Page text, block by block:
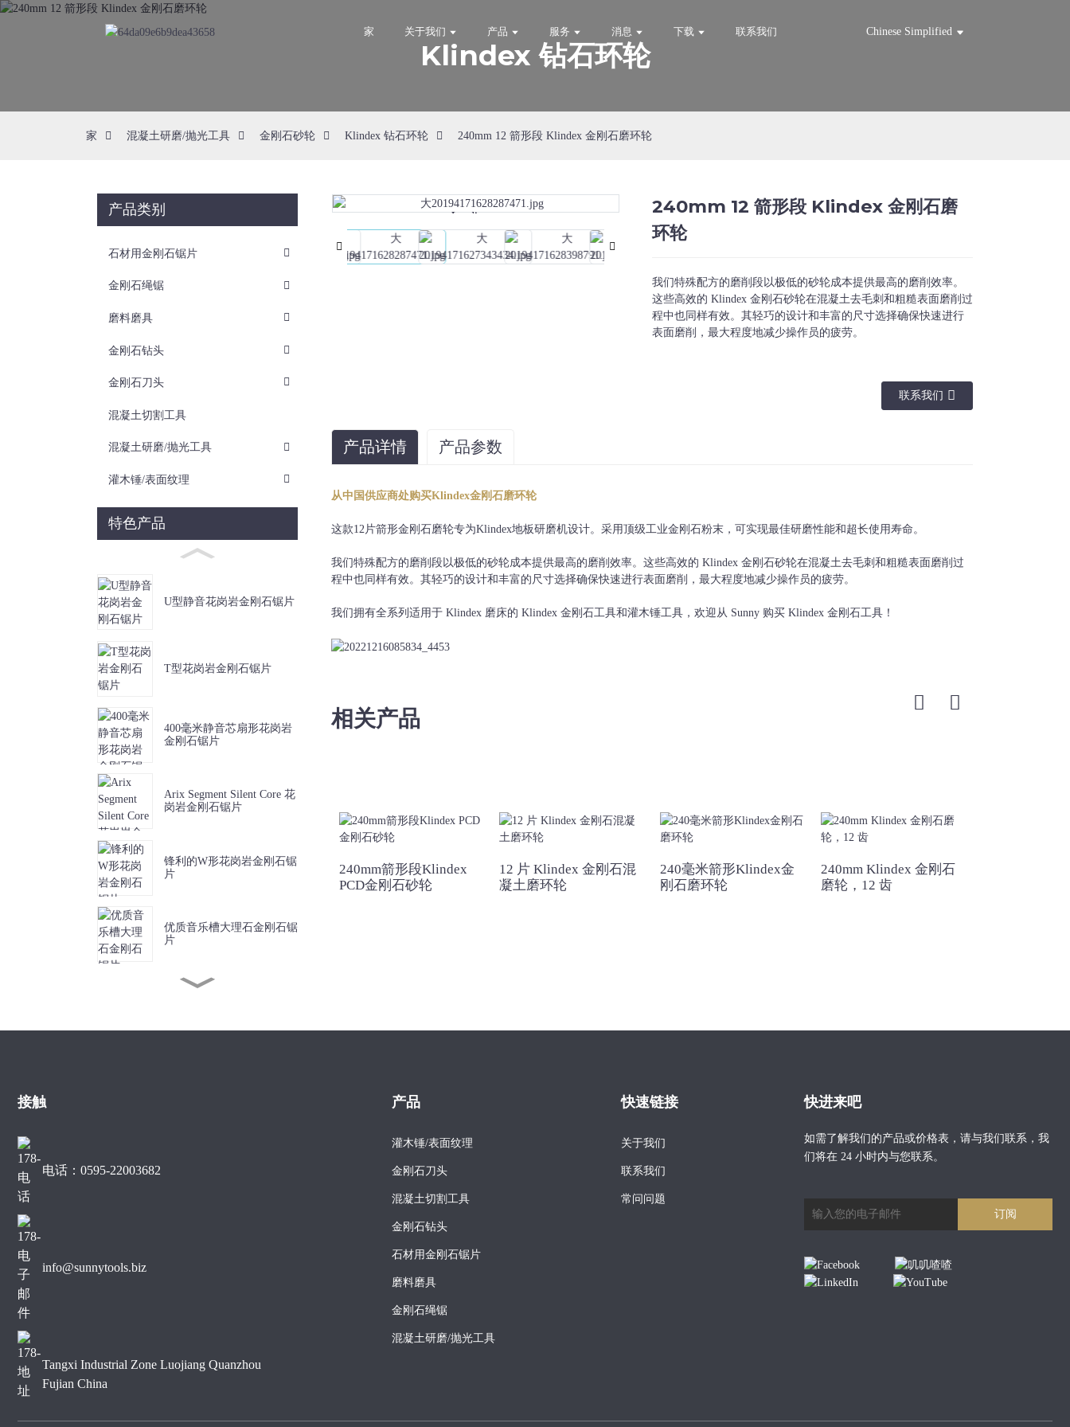
家 关于我们 产品 服务 消息 下载 联系我们 Chinese Simplified
Klindex 钻石环轮
家 混凝土研磨/抛光工具 金刚石砂轮 Klindex 钻石环轮 240mm 12 箭形段 Klindex 金刚石磨环轮
产品类别
石材用金刚石锯片
金刚石绳锯
磨料磨具
金刚石钻头
金刚石刀头
混凝土切割工具
混凝土研磨/抛光工具
灌木锤/表面纹理
特色产品
U型静音花岗岩金刚石锯片
T型花岗岩金刚石锯片
400毫米静音芯扇形花岗岩
金刚石锯片
Arix Segment Silent Core 花
岗岩金刚石锯片
锋利的W形花岗岩金刚石锯
片
优质音乐槽大理石金刚石锯
片
Loading...
Loading... Loading...
Loading... Loading...
Loading...
240mm 12 箭形段 Klindex 金刚石磨
环轮
我们特殊配方的磨削段以极低的砂轮成本提供最高的磨削效率。
这些高效的 Klindex 金刚石砂轮在混凝土去毛刺和粗糙表面磨削过
程中也同样有效。其轻巧的设计和丰富的尺寸选择确保快速进行
表面磨削，最大程度地减少操作员的疲劳。
联系我们
产品详情 产品参数
从中国供应商处购买Klindex金刚石磨环轮
这款12片箭形金刚石磨轮专为Klindex地板研磨机设计。采用顶级工业金刚石粉末，可实现最佳研磨性能和超长使用寿命。
我们特殊配方的磨削段以极低的砂轮成本提供最高的磨削效率。这些高效的 Klindex 金刚石砂轮在混凝土去毛刺和粗糙表面磨削过
程中也同样有效。其轻巧的设计和丰富的尺寸选择确保快速进行表面磨削，最大程度地减少操作员的疲劳。
我们拥有全系列适用于 Klindex 磨床的 Klindex 金刚石工具和灌木锤工具，欢迎从 Sunny 购买 Klindex 金刚石工具！
混凝土、水磨石、大理石等。 钎焊
相关产品
240mm箭形段Klindex
PCD金刚石砂轮
12 片 Klindex 金刚石混
凝土磨环轮
240毫米箭形Klindex金
刚石磨环轮
240mm Klindex 金刚石
磨轮，12 齿
接触
电话：0595-22003682
info@sunnytools.biz
Tangxi Industrial Zone Luojiang Quanzhou
Fujian China
产品
灌木锤/表面纹理
金刚石刀头
混凝土切割工具
金刚石钻头
石材用金刚石锯片
磨料磨具
金刚石绳锯
混凝土研磨/抛光工具
快速链接
关于我们
联系我们
常问问题
快进来吧
如需了解我们的产品或价格表，请与我们联系，我
们将在 24 小时内与您联系。
订阅